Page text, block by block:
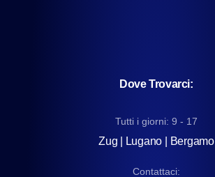
Dove Trovarci:
Tutti i giorni: 9 - 17
Zug | Lugano | Bergamo
Contattaci: